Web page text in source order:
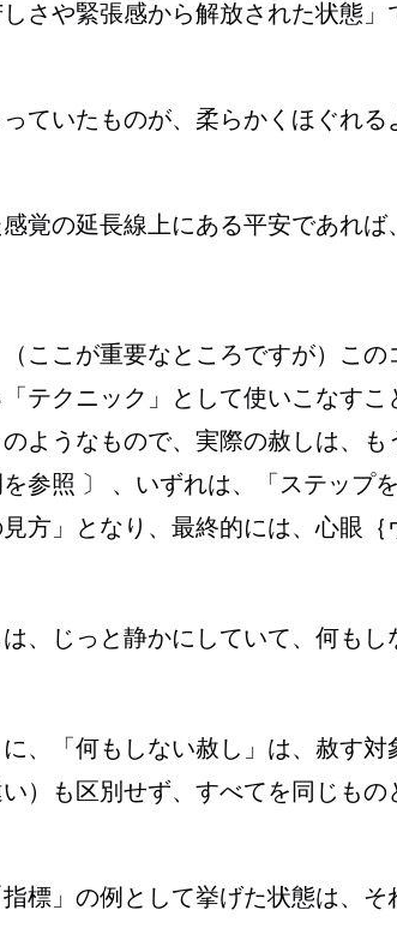
さや緊張感から解放された状態」
ていたものが、柔らかくほぐれる
覚の延長線上にある平安であれ
ここが重要なところですが）こ
テクニック」として使いこなす
ようなもので、実際の赦しは、
参照 〕 、いずれは、「ステップ
見方」となり、最終的には、心眼｛
は、じっと静かにしていて、何
、「何もしない赦し」は、赦す
）も区別せず、すべてを同じもの
標」の例として挙げた状態は、